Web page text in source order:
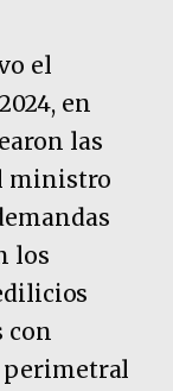
el
en
las
ministro
los
con
perimetral